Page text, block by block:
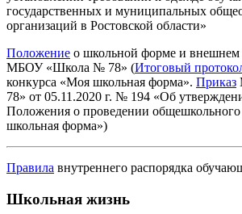
государственных и муниципальных
организаций в Ростовской области»
Положение о школьной форме и
МБОУ «Школа № 78» (Итоговый
конкурса «Моя школьная форма». Приказ
78» от 05.11.2020 г. № 194 «Об
Положения о проведении
школьная форма»)
Правила внутреннего распорядка
Школьная жизнь